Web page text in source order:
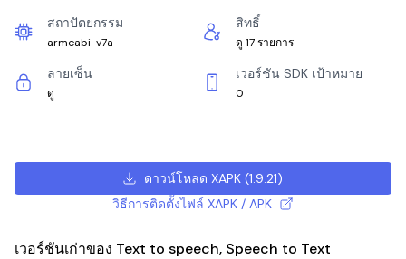
สถาปัตยกรรม
armeabi-v7a
สิทธิ์
ดู 17 รายการ
ลายเซ็น
ดู
เวอร์ชัน SDK เป้าหมาย
0
ดาวน์โหลด XAPK (1.9.21)
วิธีการติดตั้งไฟล์ XAPK / APK
เวอร์ชันเก่าของ Text to speech, Speech to Text